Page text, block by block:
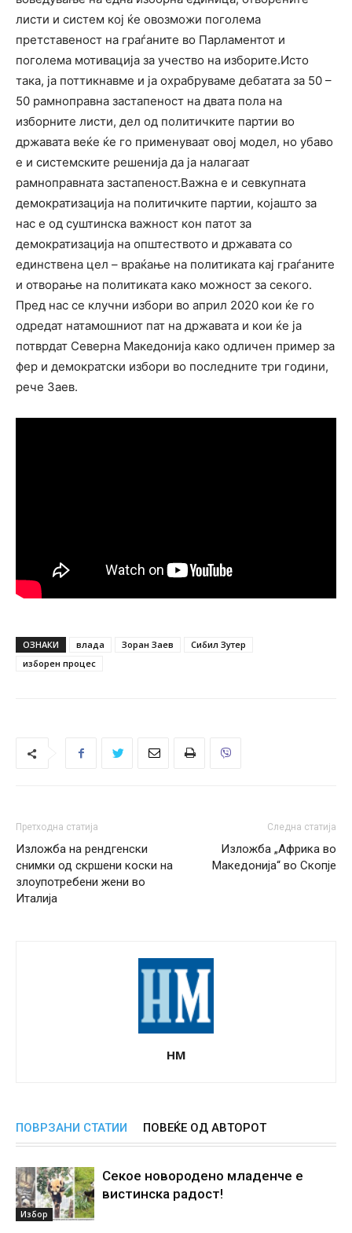
листи и систем кој ќе овозможи поголема
претставеност на граѓаните во Парламентот и
поголема мотивација за учество на изборите.Исто
така, ја поттикнавме и ја охрабруваме дебатата за 50 –
50 рамноправна застапеност на двата пола на
изборните листи, дел од политичките партии во
државата веќе ќе го применуваат овој модел, но убаво
е и системските решенија да ја налагаат
рамноправната застапеност.Важна е и севкупната
демократизација на политичките партии, којашто за
нас е од суштинска важност кон патот за
демократизација на општеството и државата со
единствена цел – враќање на политиката кај граѓаните
и отворање на политиката како можност за секого.
Пред нас се клучни избори во април 2020 кои ќе го
одредат натамошниот пат на државата и кои ќе ја
потврдат Северна Македонија како одличен пример за
фер и демократски избори во последните три години,
рече Заев.
ОЗНАКИ влада Зоран Заев
Сибил Зутер
изборен процес
Претходна статија
Изложба на рендгенски
снимки од скршени коски на
злоупотребени жени во
Италија
Следна статија
Изложба „Африка во
Македонија“ во Скопје
НМ
ПОВРЗАНИ СТАТИИ ПОВЕЌЕ ОД АВТОРОТ
Избор
Секое новородено младенче е
вистинска радост!